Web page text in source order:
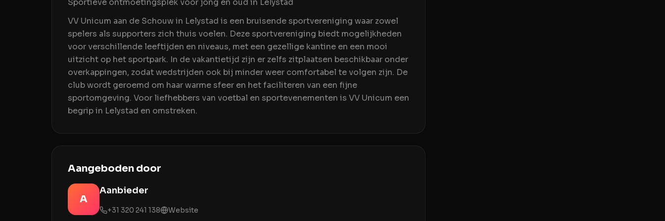
Sportieve ontmoetingsplek voor jong en oud in Lelystad
VV Unicum aan de Schouw in Lelystad is een bruisende sportvereniging waar zowel
spelers als supporters zich thuis voelen. Deze sportvereniging biedt mogelijkheden
voor verschillende leeftijden en niveaus, met een gezellige kantine en een mooi
uitzicht op het sportpark. In de vakantietijd zijn er zelfs zitplaatsen beschikbaar onder
overkappingen, zodat wedstrijden ook bij minder weer comfortabel te volgen zijn. De
club wordt geroemd om haar warme sfeer en het faciliteren van een fijne
sportomgeving. Voor liefhebbers van voetbal en sportevenementen is VV Unicum een
begrip in Lelystad en omstreken.
Aangeboden door
A
Aanbieder
+31 320 241 138 Website